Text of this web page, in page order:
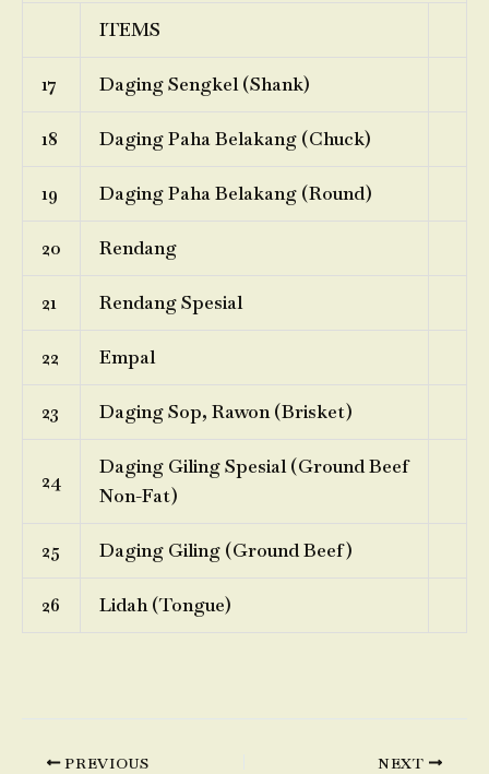
ITEMS
17 Daging Sengkel (Shank)
18 Daging Paha Belakang (Chuck)
19 Daging Paha Belakang (Round)
20 Rendang
21 Rendang Spesial
22 Empal
23 Daging Sop, Rawon (Brisket)
24
Daging Giling Spesial (Ground Beef
Non-Fat)
25 Daging Giling (Ground Beef)
26 Lidah (Tongue)
PREVIOUS NEXT